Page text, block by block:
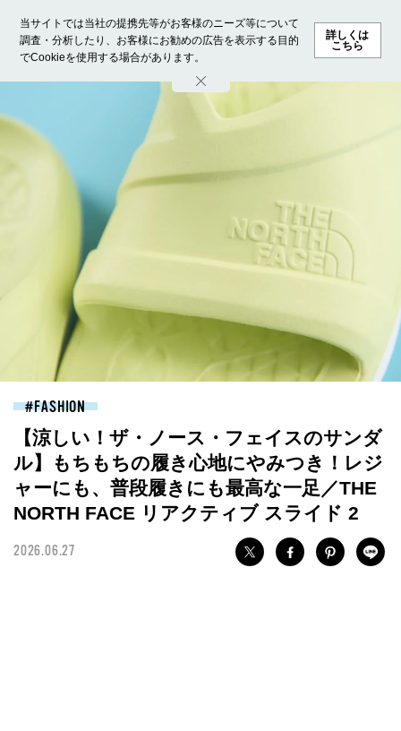
当サイトでは当社の提携先等がお客様のニーズ等について
調査・分析したり、お客様にお勧めの広告を表示する目的
でCookieを使用する場合があります。
詳しくは
こちら
ホーム モデル募集 ランキング ファッション ビューテ
FASHION
【涼しい！ザ・ノース・フェイスのサンダ
ル】もちもちの履き心地にやみつき！レジ
ャーにも、普段履きにも最高な一足／THE
NORTH FACE リアクティブ スライド 2
2026.06.27